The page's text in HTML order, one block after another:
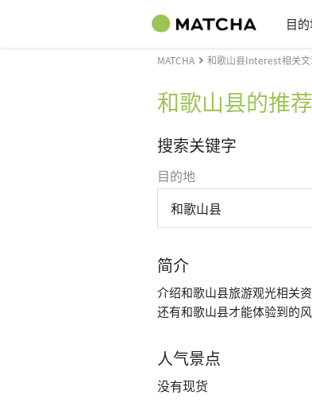
目
MATCHA 和歌山县Interest相关文
和歌山县的推
搜索关键字
目的地
和歌山县
简介
介绍和歌山县旅游观光相关
还有和歌山县才能体验到的
人气景点
没有现货